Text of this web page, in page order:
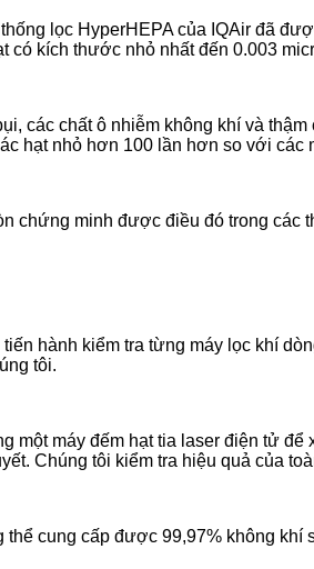
lọc HyperHEPA của IQAir đã
có kích thước nhỏ nhất đến 0.003
các chất ô nhiễm không khí và
hạt nhỏ hơn 100 lần hơn so với các
chứng minh được điều đó trong các
hành kiểm tra từng máy lọc khí
tôi.
một máy đếm hạt tia laser điện tử
Chúng tôi kiểm tra hiệu quả của
thể cung cấp được 99,97% không